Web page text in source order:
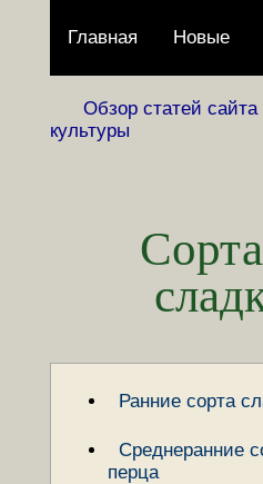
Главная Новые
Обзор статей сайта
культуры
Ранние сорта
Среднеранние
перца